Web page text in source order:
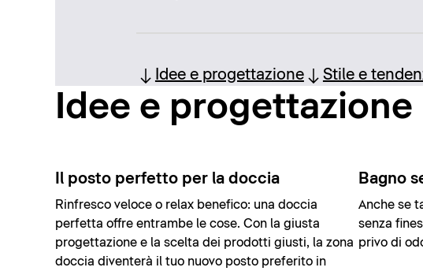
Idee e progettazione Stile e
Idee e progettazione
Il posto perfetto per la doccia
Rinfresco veloce o relax benefico: una doccia
perfetta offre entrambe le cose. Con la giusta
progettazione e la scelta dei prodotti giusti, la zona
doccia diventerà il tuo nuovo posto preferito in
Bagno
Anche se
senza
privo di